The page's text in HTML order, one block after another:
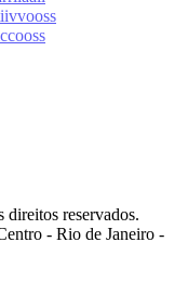
iivvooss
ccooss
reservados.
- Rio de Janeiro -